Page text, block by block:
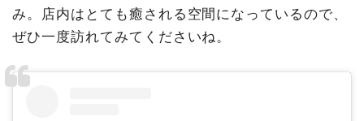
み。店内はとても癒される空間になっているので、
ぜひ一度訪れてみてくださいね。